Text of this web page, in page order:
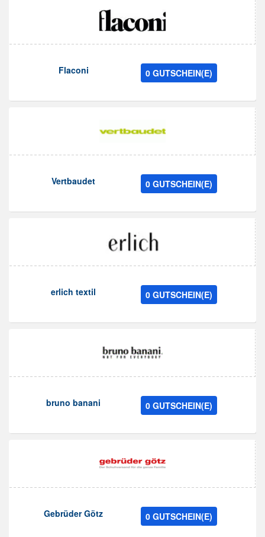
Flaconi 0 GUTSCHEIN(E)
Vertbaudet 0 GUTSCHEIN(E)
erlich textil 0 GUTSCHEIN(E)
bruno banani 0 GUTSCHEIN(E)
Gebrüder Götz 0 GUTSCHEIN(E)